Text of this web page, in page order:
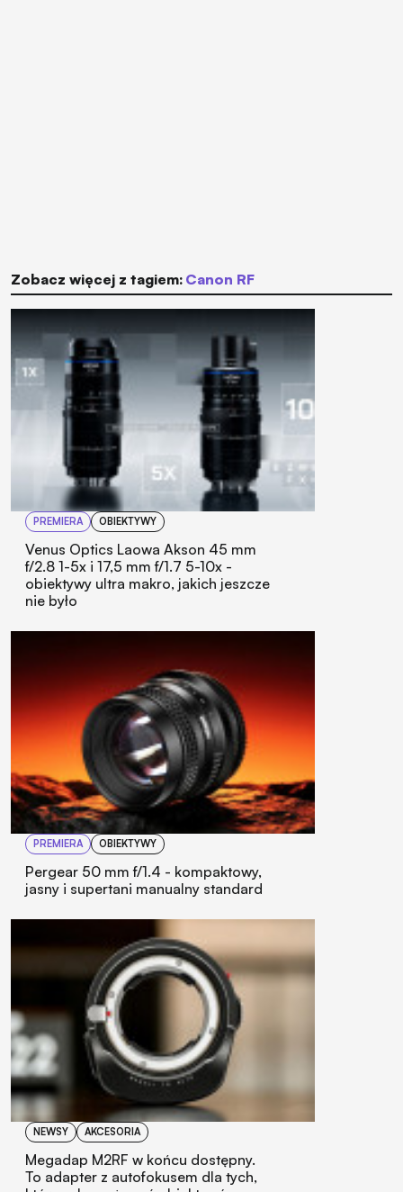
Zobacz więcej z tagiem: Canon RF
PREMIERA OBIEKTYWY
Venus Optics Laowa Akson 45 mm
f/2.8 1-5x i 17,5 mm f/1.7 5-10x -
obiektywy ultra makro, jakich jeszcze
nie było
PREMIERA OBIEKTYWY
Pergear 50 mm f/1.4 - kompaktowy,
jasny i supertani manualny standard
NEWSY AKCESORIA
Megadap M2RF w końcu dostępny.
To adapter z autofokusem dla tych,